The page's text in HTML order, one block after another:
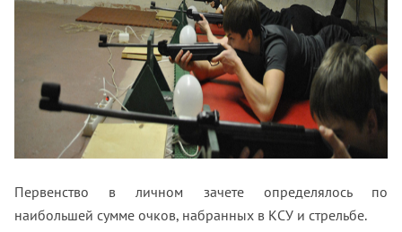
Первенство в личном зачете определялось по
наибольшей сумме очков, набранных в КСУ и стрельбе.